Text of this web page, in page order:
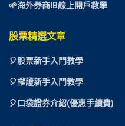
🌱海外券商IB線上開戶教學
股票精選文章
🎈股票新手入門教學
🎈權證新手入門教學
🎈口袋證券介紹(優惠手續費)